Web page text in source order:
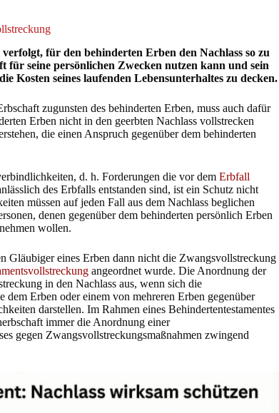
für den behinderten Erben den Nachlass so zu
für seine persönlichen Zwecken nutzen kann und sein
Kosten seines laufenden Lebensunterhaltes zu decken.
zugunsten des behinderten Erben, muss auch dafür
Erben nicht in den geerbten Nachlass vollstrecken
die einen Anspruch gegenüber dem behinderten
d. h. Forderungen die vor dem Erbfall
des Erbfalls entstanden sind, ist ein Schutz nicht
müssen auf jeden Fall aus dem Nachlass beglichen
denen gegenüber dem behinderten persönlich Erben
wollen.
Gläubiger eines Erben dann nicht die Zwangsvollstreckung
angeordnet wurde. Die Anordnung der
in den Nachlass aus, wenn sich die
Erben oder einem von mehreren Erben gegenüber
darstellen. Im Rahmen eines Behindertentestamentes
immer die Anordnung einer
gegen Zwangsvollstreckungsmaßnahmen zwingend